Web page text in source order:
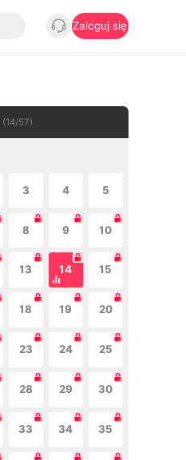
Zaloguj się
(14/57)
3 4 5
8 9 10
13 14 15
18 19 20
23 24 25
28 29 30
33 34 35